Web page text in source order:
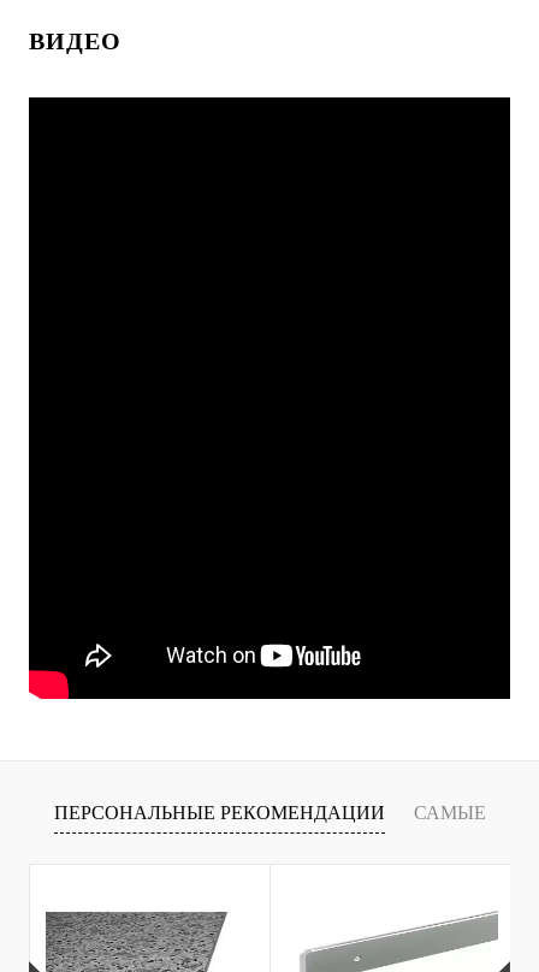
ВИДЕО
ПЕРСОНАЛЬНЫЕ РЕКОМЕНДАЦИИ САМЫЕ
ПРОДАВАЕМЫЕ ТОВАРЫ